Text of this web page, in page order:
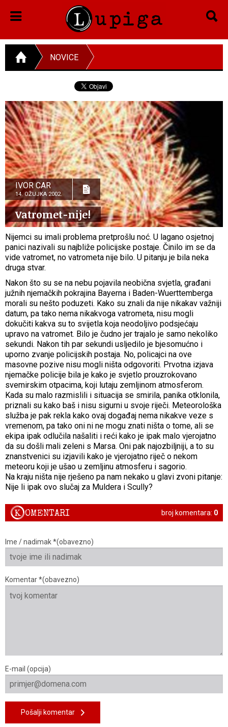
NOVICE
IVOR CAR
14. OŽUJKA 2002.
Vatromet-nije!
Nijemci su imali problema pretprošlu noć. U lagano osjetnoj
panici nazivali su najbliže policijske postaje. Činilo im se da
vide vatromet, no vatrometa nije bilo. U pitanju je bila neka
druga stvar.
Nakon što su se na nebu pojavila neobična svjetla, građani
južnih njemačkih pokrajina Bayerna i Baden-Wuerttemberga
morali su nešto poduzeti. Kako su znali da nije nikakav važniji
datum, pa tako nema nikakvoga vatrometa, nisu mogli
dokučiti kakva su to svijetla koja neodoljivo podsjećaju
upravo na vatromet. Bilo je čudno jer trajalo je samo nekoliko
sekundi. Nakon tih par sekundi usljedilo je bjesomućno i
uporno zvanje policijskih postaja. No, policajci na ove
masovne pozive nisu mogli ništa odgovoriti. Prvotna izjava
njemačke policije bila je kako je svjetlo prouzrokovano
svemirskim otpacima, koji lutaju zemljinom atmosferom.
Kada su malo razmislili i situacija se smirila, panika otklonila,
priznali su kako baš i nisu sigurni u svoje riječi. Meteorološka
služba je pak rekla kako ovaj događaj nema nikakve veze s
vremenom, pa tako oni ni ne mogu znati ništa o tome, ali se
ekipa ipak odlučila našaliti i reći kako je ipak malo vjerojatno
da su došli mali zeleni s Marsa. Oni pak najozbiljniji, a to su
znanstvenici su izjavili kako je vjerojatno riječ o nekom
meteoru koji je ušao u zemljinu atmosferu i sagorio.
Na kraju ništa nije rješeno pa nam nekako u glavi zvoni pitanje:
Nije li ipak ovo slučaj za Muldera i Scully?
broj komentara: 0
KOMENTARI
Ime / nadimak *(obavezno)
Komentar *(obavezno)
E-mail (opcija)
Pošalji komentar